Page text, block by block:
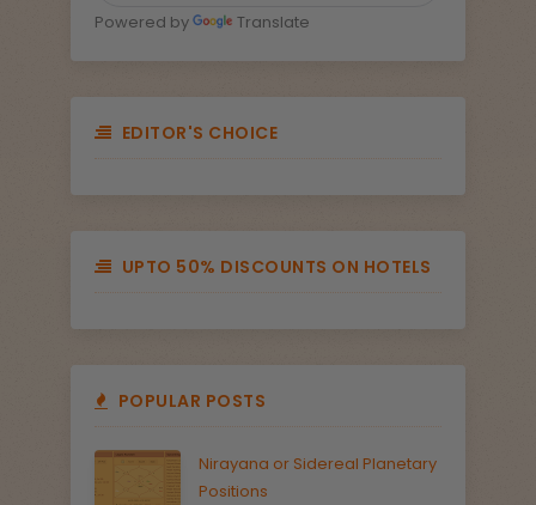
Powered by Translate
EDITOR'S CHOICE
UPTO 50% DISCOUNTS ON HOTELS
POPULAR POSTS
Nirayana or Sidereal Planetary
Positions